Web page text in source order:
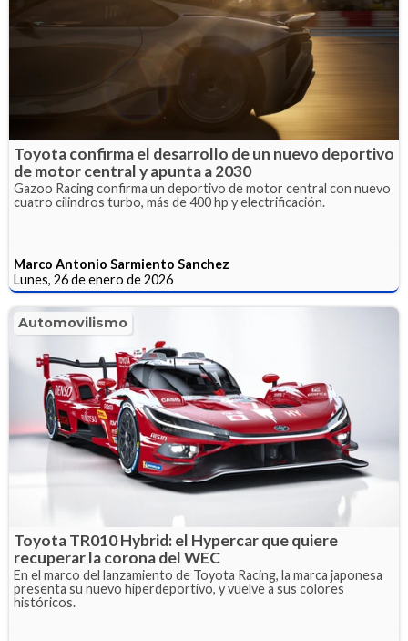
Toyota confirma el desarrollo de un nuevo deportivo
de motor central y apunta a 2030
Gazoo Racing confirma un deportivo de motor central con nuevo
cuatro cilindros turbo, más de 400 hp y electrificación.
Marco Antonio Sarmiento Sanchez
Lunes, 26 de enero de 2026
Automovilismo
Toyota TR010 Hybrid: el Hypercar que quiere
recuperar la corona del WEC
En el marco del lanzamiento de Toyota Racing, la marca japonesa
presenta su nuevo hiperdeportivo, y vuelve a sus colores
históricos.